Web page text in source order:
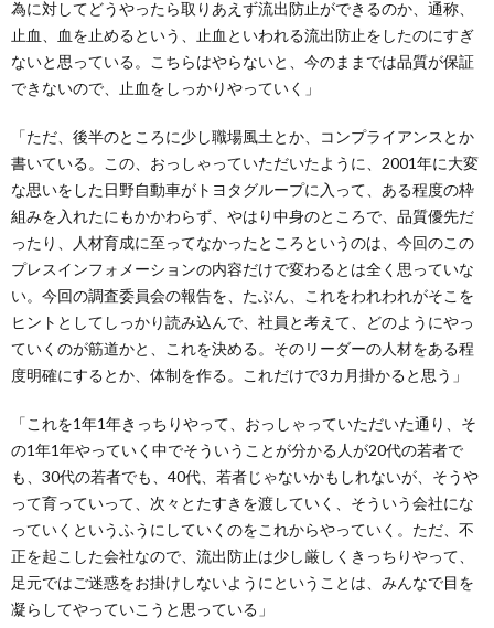
為に対してどうやったら取りあえず流出防止ができるのか、通称、
止血、血を止めるという、止血といわれる流出防止をしたのにすぎ
ないと思っている。こちらはやらないと、今のままでは品質が保証
できないので、止血をしっかりやっていく」
「ただ、後半のところに少し職場風土とか、コンプライアンスとか
書いている。この、おっしゃっていただいたように、2001年に大変
な思いをした日野自動車がトヨタグループに入って、ある程度の枠
組みを入れたにもかかわらず、やはり中身のところで、品質優先だ
ったり、人材育成に至ってなかったところというのは、今回のこの
プレスインフォメーションの内容だけで変わるとは全く思っていな
い。今回の調査委員会の報告を、たぶん、これをわれわれがそこを
ヒントとしてしっかり読み込んで、社員と考えて、どのようにやっ
ていくのが筋道かと、これを決める。そのリーダーの人材をある程
度明確にするとか、体制を作る。これだけで3カ月掛かると思う」
「これを1年1年きっちりやって、おっしゃっていただいた通り、そ
の1年1年やっていく中でそういうことが分かる人が20代の若者で
も、30代の若者でも、40代、若者じゃないかもしれないが、そうや
って育っていって、次々とたすきを渡していく、そういう会社にな
っていくというふうにしていくのをこれからやっていく。ただ、不
正を起こした会社なので、流出防止は少し厳しくきっちりやって、
足元ではご迷惑をお掛けしないようにということは、みんなで目を
凝らしてやっていこうと思っている」